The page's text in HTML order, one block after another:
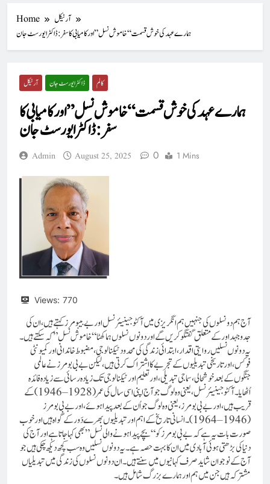
Home
آرٹیکل
ہمارے عہد کی خوش قسمت “خاموش نسل” اور کامیابی کا سفر : ڈاکٹر ایورسٹ جان
آرٹیکل ڈاکٹر ایورسٹ جان کالم
ہمارے عہد کی خوش قسمت “خاموش نسل” اور کامیابی کا
سفر : ڈاکٹر ایورسٹ جان
Admin August 25, 2025 0 1 Mins
Views: 770
آج ہم دو نسلوں کی جنہیں ہم انگریزی میں آکٹوجینیئر نسل اور بےبیبومرز کہتے ہیں، ان کی
جدو جہد اور کے متعلق گفتگو کریں گے اور دونوں نسلوں ہماکھٹا “خاموش نسل” کہ سکتے ہیں۔
یہ دونوں نسلیں روایتی اقدار، ابتدائی زندگی کی محدود ٹیکنالوجی، مضبوط خاندانی اور کمیونٹی
فوکس، اور تاریخی تبدیلیوں کے تجربے کا اشتراک کرتی ہیں، لیکن بےبی بومرز نے عالمی
جنگوں کے بعد خوشحالی، سماجی تبدیلی، اور تعلیم اور ٹیکنالوجی تک زیادہ رسائی سے زیادہ فائدہ
اُٹھایا۔ آکٹوجینیئر نسل، یعنی وہ لوگ جو آج اپنی اسی سال کی عمر (1928–1946)کے
قریب ہیں، اور بےبی بومرز، یعنی وہ لوگ جو اُن کے بعد پیدا ہوئے، اور بےبی بومرز
(1946–1964)۔انسانی تاریخ کے اہم اور تبدیلیوں بھرے دَور کے گواہ ہیں اور خوب
صورت بات یہ ہے کہ بےبی بومرز کو “بچے پیدا ہونے والی نسل” بھی کہا جاتا ہے اور آج کی
دنیا کی بڑھتی ہوئی آبادی میں ان کا بہت حصہ ہے ۔ یہ دونوں نسلیں وہ سب کچھ دیکھ چکی ہیں جو
آج کے نوجوان شاید صرف کہانیوں میں سنتے ہیں۔ ان دونوں نسلوں کی زندگی میں تبدیلیاں
مشترکہ ہیں جن میں ہم اور ہمارے بزرگ شامل ہیں۔